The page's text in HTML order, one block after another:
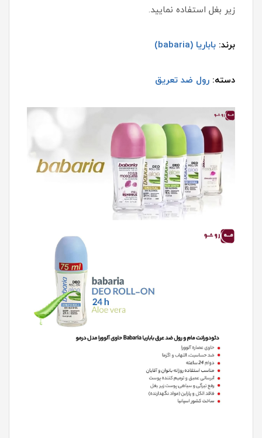
زیر بغل استفاده نمایید.
برند: باباریا (babaria)
دسته: رول ضد تعریق